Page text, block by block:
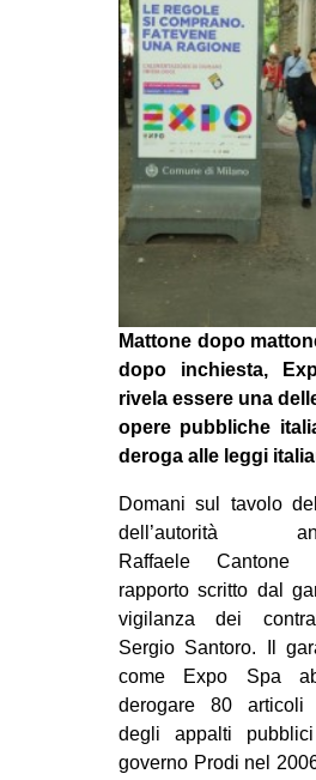
MILANO
SPAZI
SPORT
MOVIMENTI
AMBIENTE
GENERI
MIGRAZIONI
STUDENTI
CULTURE
ARTE
CINEMA
MANIFESTI
MUSICA
Mattone dopo
dopo inchiesta,
rivela essere una
opere pubbliche
deroga alle leggi
Domani sul tavolo
dell’autorità
Raffaele Cantone
rapporto scritto dal
vigilanza dei
Sergio Santoro. Il
come Expo Spa
derogare 80
degli appalti
governo Prodi nel